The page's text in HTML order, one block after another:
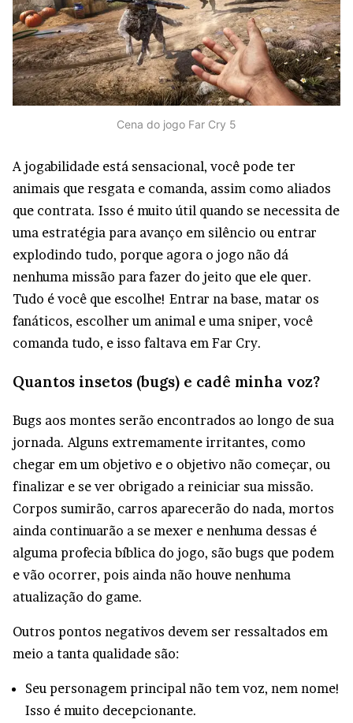
Cena do jogo Far Cry 5
A jogabilidade está sensacional, você pode ter
animais que resgata e comanda, assim como aliados
que contrata. Isso é muito útil quando se necessita de
uma estratégia para avanço em silêncio ou entrar
explodindo tudo, porque agora o jogo não dá
nenhuma missão para fazer do jeito que ele quer.
Tudo é você que escolhe! Entrar na base, matar os
fanáticos, escolher um animal e uma sniper, você
comanda tudo, e isso faltava em Far Cry.
Quantos insetos (bugs) e cadê minha voz?
Bugs aos montes serão encontrados ao longo de sua
jornada. Alguns extremamente irritantes, como
chegar em um objetivo e o objetivo não começar, ou
finalizar e se ver obrigado a reiniciar sua missão.
Corpos sumirão, carros aparecerão do nada, mortos
ainda continuarão a se mexer e nenhuma dessas é
alguma profecia bíblica do jogo, são bugs que podem
e vão ocorrer, pois ainda não houve nenhuma
atualização do game.
Outros pontos negativos devem ser ressaltados em
meio a tanta qualidade são:
Seu personagem principal não tem voz, nem nome!
Isso é muito decepcionante.